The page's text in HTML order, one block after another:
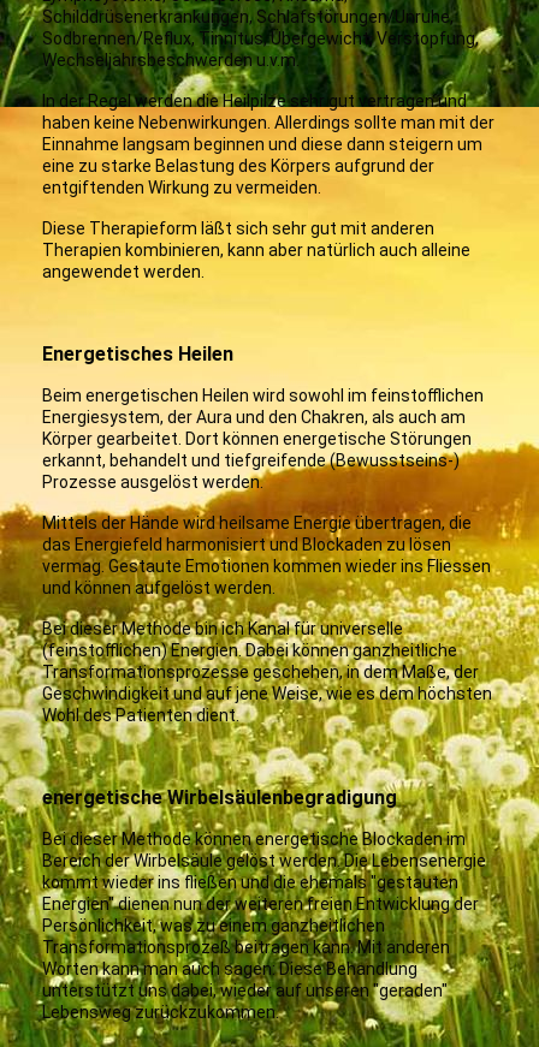
Schilddrüsenerkrankungen, Schlafstörungen/Unruhe,
Sodbrennen/Reflux, Tinnitus, Übergewicht, Verstopfung,
Wechseljahrsbeschwerden u.v.m.
In der Regel werden die Heilpilze sehr gut vertragen und
haben keine Nebenwirkungen. Allerdings sollte man mit der
Einnahme langsam beginnen und diese dann steigern um
eine zu starke Belastung des Körpers aufgrund der
entgiftenden Wirkung zu vermeiden.
Diese Therapieform läßt sich sehr gut mit anderen
Therapien kombinieren, kann aber natürlich auch alleine
angewendet werden.
Energetisches Heilen
Beim energetischen Heilen wird sowohl im feinstofflichen
Energiesystem, der Aura und den Chakren, als auch am
Körper gearbeitet. Dort können energetische Störungen
erkannt, behandelt und tiefgreifende (Bewusstseins-)
Prozesse ausgelöst werden.
Mittels der Hände wird heilsame Energie übertragen, die
das Energiefeld harmonisiert und Blockaden zu lösen
vermag. Gestaute Emotionen kommen wieder ins Fliessen
und können aufgelöst werden.
Bei dieser Methode bin ich Kanal für universelle
(feinstofflichen) Energien. Dabei können ganzheitliche
Transformationsprozesse geschehen, in dem Maße, der
Geschwindigkeit und auf jene Weise, wie es dem höchsten
Wohl des Patienten dient.
energetische Wirbelsäulenbegradigung
Bei dieser Methode können energetische Blockaden im
Bereich der Wirbelsäule gelöst werden. Die Lebensenergie
kommt wieder ins fließen und die ehemals "gestauten
Energien" dienen nun der weiteren freien Entwicklung der
Persönlichkeit, was zu einem ganzheitlichen
Transformationsprozeß beitragen kann. Mit anderen
Worten kann man auch sagen: Diese Behandlung
unterstützt uns dabei, wieder auf unseren "geraden"
Lebensweg zurückzukommen.